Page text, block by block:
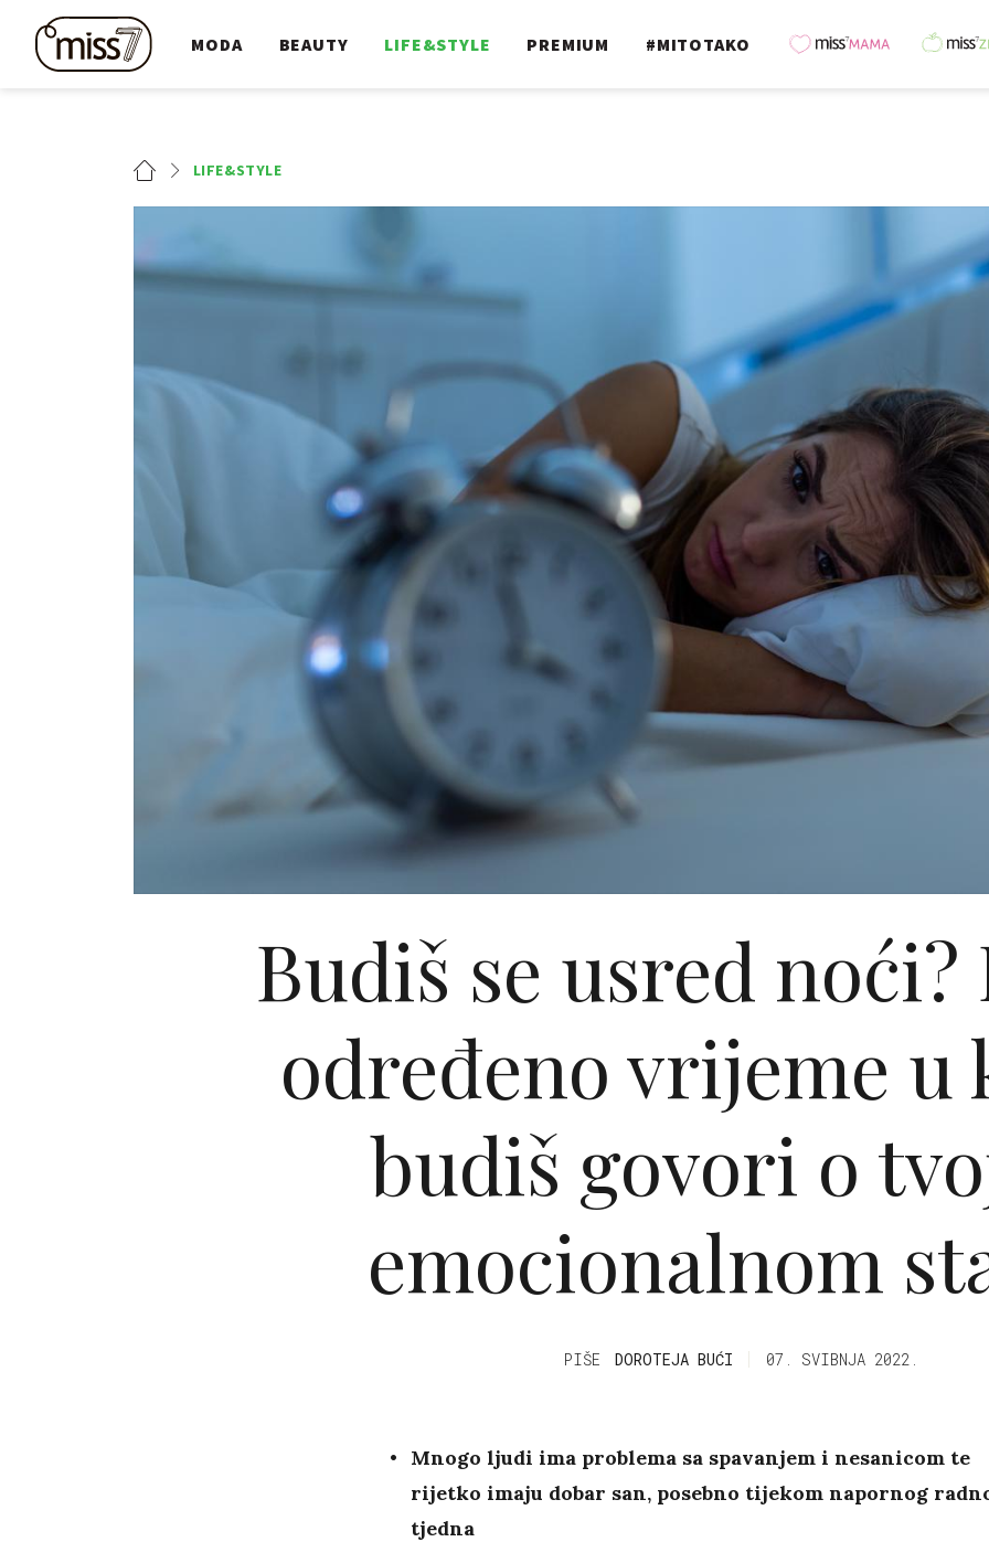
MODA BEAUTY LIFE&STYLE PREMIUM #MITOTAKO
LIFE&STYLE
Budiš se usred noći?
određeno vrijeme u
budiš govori o
emocionalnom
PIŠE DOROTEJA BUĆI 07. SVIBNJA 2022.
Mnogo ljudi ima problema sa spavanjem i nesanicom te
rijetko imaju dobar san, posebno tijekom napornog
tjedna